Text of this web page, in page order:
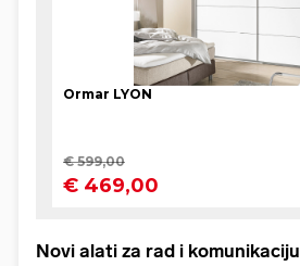
Novi alati za rad i komunikaciju